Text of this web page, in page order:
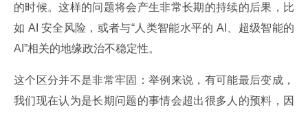
的时候。这样的问题将会产生非常长期的持续的后果，比
如 AI 安全风险，或者与“人类智能水平的 AI、超级智能的
AI”相关的地缘政治不稳定性。
这个区分并不是非常牢固：举例来说，有可能最后变成，
我们现在认为是长期问题的事情会超出很多人的预料，因